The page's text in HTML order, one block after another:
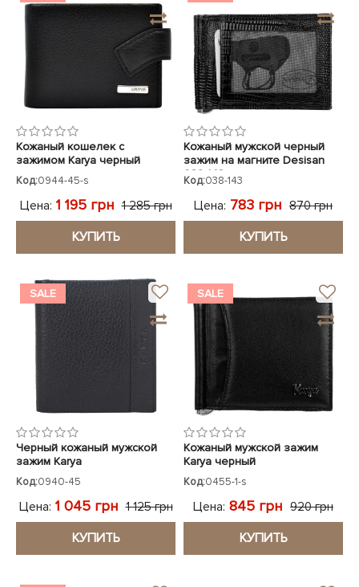
Кожаный кошелек с
зажимом Karya черный
Код:0944-45-s
Цена: 1 195 грн 1 285 грн
КУПИТЬ
Кожаный мужской черный
зажим на магните Desisan
038-143
Код:038-143
Цена: 783 грн 870 грн
КУПИТЬ
SALE
Черный кожаный мужской
зажим Karya
Код:0940-45
Цена: 1 045 грн 1 125 грн
КУПИТЬ
SALE
Кожаный мужской зажим
Karya черный
Код:0455-1-s
Цена: 845 грн 920 грн
КУПИТЬ